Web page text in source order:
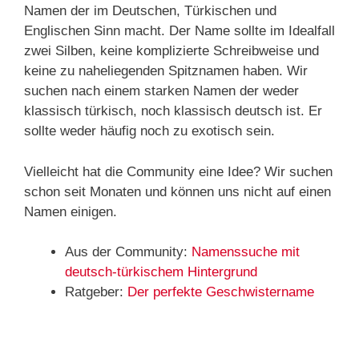
Namen der im Deutschen, Türkischen und
Englischen Sinn macht. Der Name sollte im Idealfall
zwei Silben, keine komplizierte Schreibweise und
keine zu naheliegenden Spitznamen haben. Wir
suchen nach einem starken Namen der weder
klassisch türkisch, noch klassisch deutsch ist. Er
sollte weder häufig noch zu exotisch sein.
Vielleicht hat die Community eine Idee? Wir suchen
schon seit Monaten und können uns nicht auf einen
Namen einigen.
Aus der Community: Namenssuche mit
deutsch-türkischem Hintergrund
Ratgeber: Der perfekte Geschwistername